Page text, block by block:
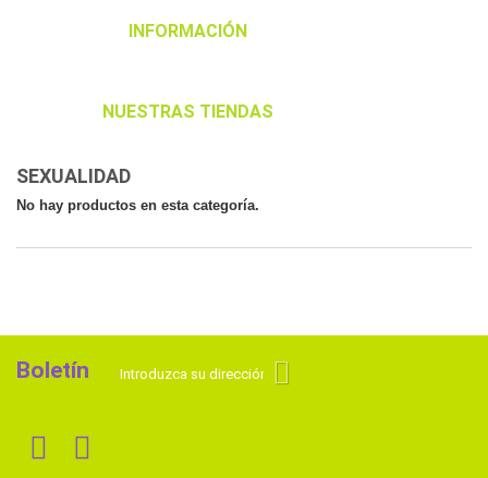
INFORMACIÓN
NUESTRAS TIENDAS
SEXUALIDAD
No hay productos en esta categoría.
Boletín